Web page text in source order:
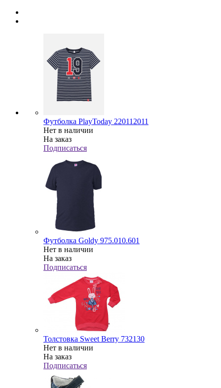
Футболка PlayToday 220112011
Нет в наличии
На заказ
Подписаться
Футболка Goldy 975.010.601
Нет в наличии
На заказ
Подписаться
Толстовка Sweet Berry 732130
Нет в наличии
На заказ
Подписаться